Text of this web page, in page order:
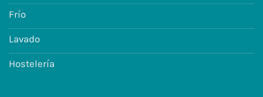
Frío
Lavado
Hostelería